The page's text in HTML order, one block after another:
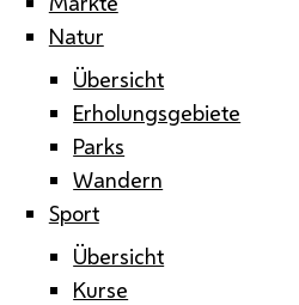
Natur
Übersicht
Erholungsgebiete
Parks
Wandern
Sport
Übersicht
Kurse